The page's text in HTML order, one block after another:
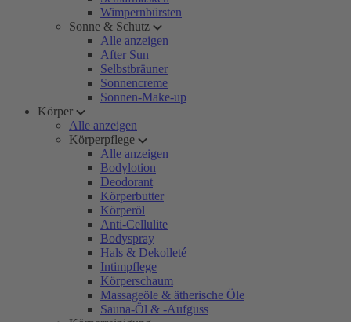
Wimpernbürsten
Sonne & Schutz
Alle anzeigen
After Sun
Selbstbräuner
Sonnencreme
Sonnen-Make-up
Körper
Alle anzeigen
Körperpflege
Alle anzeigen
Bodylotion
Deodorant
Körperbutter
Körperöl
Anti-Cellulite
Bodyspray
Hals & Dekolleté
Intimpflege
Körperschaum
Massageöle & ätherische Öle
Sauna-Öl & -Aufguss